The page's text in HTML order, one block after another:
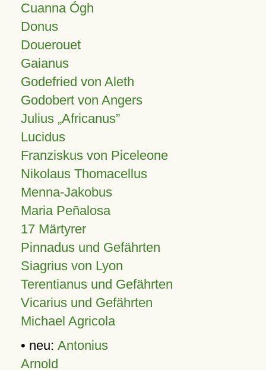
Cuanna Ógh
Donus
Douerouet
Gaianus
Godefried von Aleth
Godobert von Angers
Julius Africanus
Lucidus
Franziskus von Piceleone
Nikolaus Thomacellus
Menna-Jakobus
Maria Peñalosa
17 Märtyrer
Pinnadus und Gefährten
Siagrius von Lyon
Terentianus und Gefährten
Vicarius und Gefährten
Michael Agricola
• neu: Antonius
Arnold